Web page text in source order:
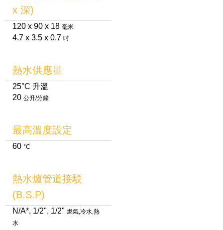
x 深)
120 x 90 x 18 毫米
4.7 x 3.5 x 0.7 吋
熱水供應量
25°C 升溫
20 公升/分鐘
最高溫度設定
60 °C
熱水爐管道接駁
(B.S.P)
N/A*, 1/2", 1/2" 燃氣,冷水,熱
水